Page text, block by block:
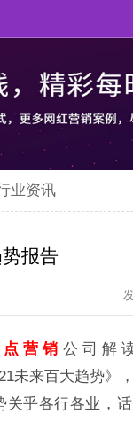
业资讯
报告
营销 公司解
未来百大趋势》
关乎各行各业，